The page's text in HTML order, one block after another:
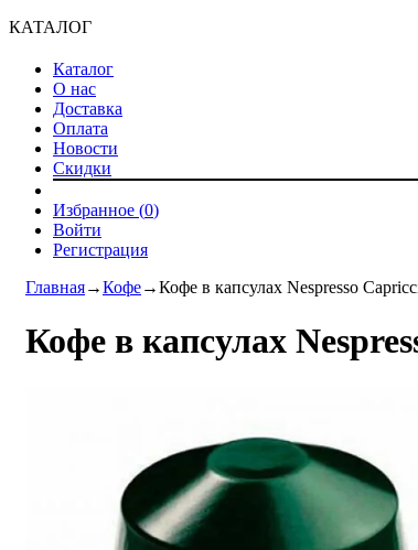
КАТАЛОГ
Каталог
О нас
Доставка
Оплата
Новости
Скидки
Избранное (0)
Войти
Регистрация
Главная→Кофе→Кофе в капсулах Nespresso
Кофе в капсулах